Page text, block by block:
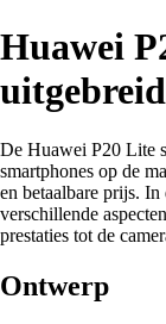
Huawei
De Huawei P20 Lite
smartphones op de
en betaalbare prijs.
verschillende
prestaties tot de
Ontwerp